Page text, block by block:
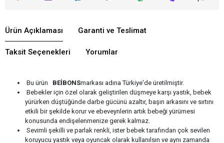
Ürün Açıklaması Garanti ve Teslimat
Taksit Seçenekleri Yorumlar
Bu ürün BEİBONSmarkası adına Türkiye'de üretilmiştir.
Bebekler için özel olarak geliştirilen düşmeye karşı yastık, bebek
yürürken düştüğünde darbe gücünü azaltır, başın arkasını ve sırtını
etkili bir şekilde korur ve ebeveynlerin artık bebeği yürümesi
konusunda endişelenmenize gerek kalmaz.
Sevimli şekilli ve parlak renkli, ister bebek tarafından çok sevilen
koruyucu yastık veya oyuncak olarak kullanılsın ve aynı zamanda